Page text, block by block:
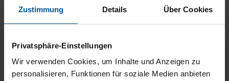
Zustimmung Details Über Cookies
Privatsphäre-Einstellungen
Wir verwenden Cookies, um Inhalte und Anzeigen zu
personalisieren, Funktionen für soziale Medien anbieten
zufrieden gewesen. Bearbeitung sehr schnell und immer alle